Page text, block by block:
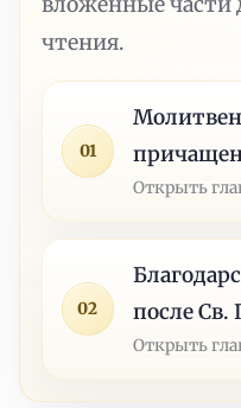
чтения.
01
Открыть
02
после
Открыть